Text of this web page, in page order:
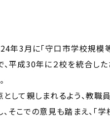
年3月に「守口市学校規模
平成30年に２校を統合し
て親しまれるよう、教職員
そこでの意見も踏まえ、「